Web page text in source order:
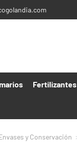
Fertilizantes
y Conservación